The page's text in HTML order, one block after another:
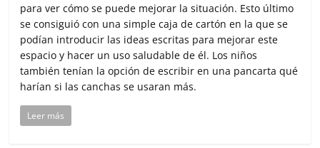
para ver cómo se puede mejorar la situación. Esto último
se consiguió con una simple caja de cartón en la que se
podían introducir las ideas escritas para mejorar este
espacio y hacer un uso saludable de él. Los niños
también tenían la opción de escribir en una pancarta qué
harían si las canchas se usaran más.
Leer más